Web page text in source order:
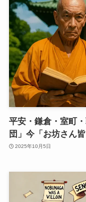
平安・鎌倉・室町
団」今「お坊さん皆
2025年10月5日